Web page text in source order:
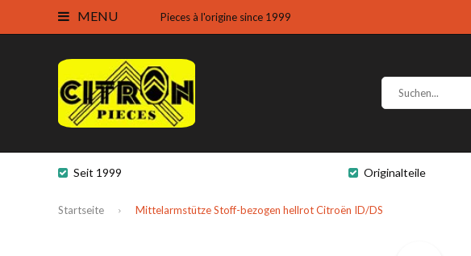
MENU Pieces à l'origine since 1999
Seit 1999 Originalteile
Startseite Mittelarmstütze Stoff-bezogen hellrot Citroën ID/DS